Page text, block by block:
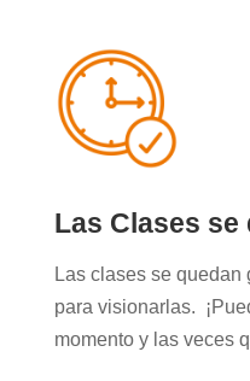
Las Clases se
Las clases se
para visionarlas.
momento y las veces